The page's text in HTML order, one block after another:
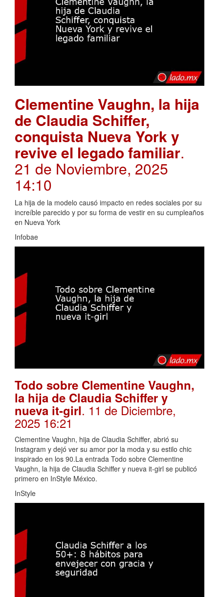
Clementine Vaughn, la hija
de Claudia Schiffer,
conquista Nueva York y
revive el legado familiar.
21 de Noviembre, 2025
14:10
La hija de la modelo causó impacto en redes sociales por su
increíble parecido y por su forma de vestir en su cumpleaños
en Nueva York
Infobae
Todo sobre Clementine Vaughn,
la hija de Claudia Schiffer y
nueva it-girl. 11 de Diciembre,
2025 16:21
Clementine Vaughn, hija de Claudia Schiffer, abrió su
Instagram y dejó ver su amor por la moda y su estilo chic
inspirado en los 90.La entrada Todo sobre Clementine
Vaughn, la hija de Claudia Schiffer y nueva it-girl se publicó
primero en InStyle México.
InStyle